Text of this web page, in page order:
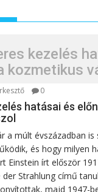
kezelés
kozmetikus
0
hatásai és
a múlt évszázadban
és hogy milyen
Einstein írt először
Strahlung című
majd 1947-